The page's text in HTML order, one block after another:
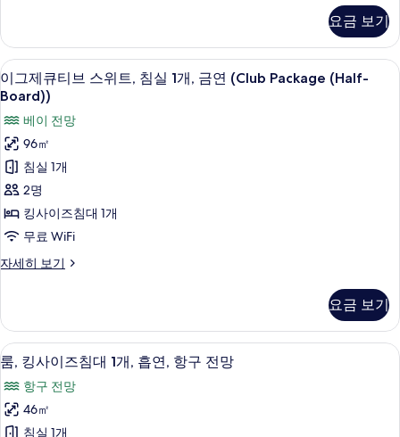
대
개,
시
내
전
망
사
진
모
두
룸,
킹
사
이
침
대
개,
시
전
망
세
요금 보기
이
그
제
큐
티
브
스
위
트,
1
개,
금
연
(Club
이그제큐티브 스위트, 침실 1개, 금연
17
이그제큐티브 스위트, 침실 1개, 금연 (Club Package (Half-
Board))
베이 전망
96㎡
침실 1개
2명
킹사이즈침대 1개
무료 WiFi
자세히 보기
이
티
브
스
위
트,
침
실
요금 보기
룸,
킹
사
이
이탈리아 프레떼 시트, 고급 침구, 필로
6
룸, 킹사이즈침대 1개, 흡연, 항구 전망
항구 전망
46㎡
침실 1개